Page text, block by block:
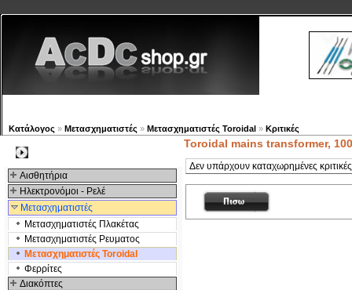
Κατάλογος » Μετασχηματιστές » Μετασχηματιστές Toroidal » Κριτικές
Αισθητήρια
Ηλεκτρονόμοι - Ρελέ
Μετασχηματιστές
Μετασχηματιστές Πλακέτας
Μετασχηματιστές Ρευματος
Μετασχηματιστές Toroidal
Φερρίτες
Διακόπτες
Toroidal mains transformer,
Δεν υπάρχουν καταχωρημένες